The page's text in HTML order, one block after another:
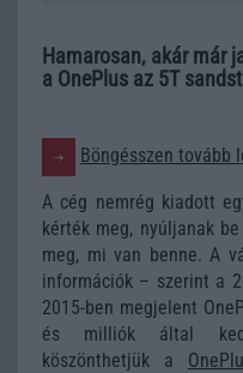
Hamarosan, akár már
a OnePlus az 5T
Böngésszen tovább
A cég nemrég kiadott
kérték meg, nyúljanak
meg, mi van benne. A
információk – szerint a
2015-ben megjelent
és milliók által
köszönthetjük a